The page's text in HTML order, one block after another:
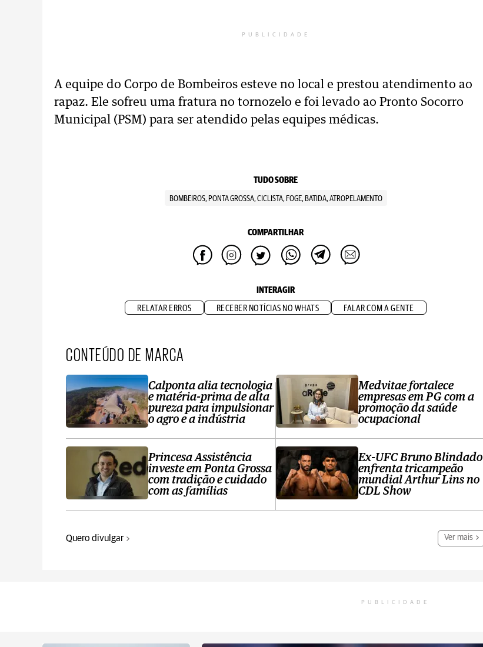
PUBLICIDADE
A equipe do Corpo de Bombeiros esteve no local e prestou atendimento ao
rapaz. Ele sofreu uma fratura no tornozelo e foi levado ao Pronto Socorro
Municipal (PSM) para ser atendido pelas equipes médicas.
TUDO SOBRE
BOMBEIROS, PONTA GROSSA, CICLISTA, FOGE, BATIDA, ATROPELAMENTO
COMPARTILHAR
INTERAGIR
RELATAR ERROS RECEBER NOTÍCIAS NO WHATS FALAR COM A GENTE
CONTEÚDO DE MARCA
Calponta alia tecnologia
e matéria-prima de alta
pureza para impulsionar
o agro e a indústria
Princesa Assistência
investe em Ponta Grossa
com tradição e cuidado
com as famílias
Medvitae fortalece
empresas em PG com a
promoção da saúde
ocupacional
Ex-UFC Bruno Blindado
enfrenta tricampeão
mundial Arthur Lins no
CDL Show
Quero divulgar Ver mais
PUBLICIDADE